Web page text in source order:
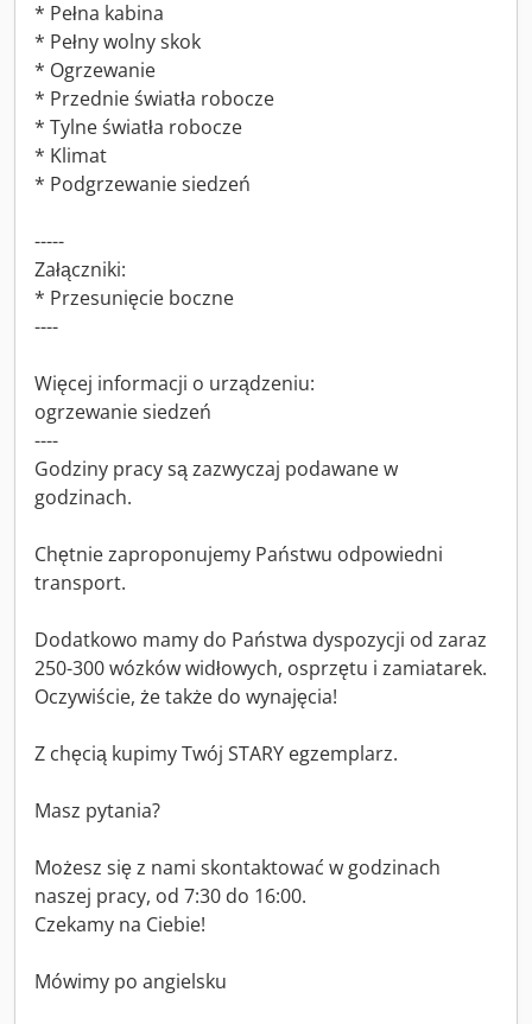
* Pełna kabina
* Pełny wolny skok
* Ogrzewanie
* Przednie światła robocze
* Tylne światła robocze
* Klimat
* Podgrzewanie siedzeń
-----
Załączniki:
* Przesunięcie boczne
----
Więcej informacji o urządzeniu:
ogrzewanie siedzeń
----
Godziny pracy są zazwyczaj podawane w
godzinach.
Chętnie zaproponujemy Państwu odpowiedni
transport.
Dodatkowo mamy do Państwa dyspozycji od zaraz
250-300 wózków widłowych, osprzętu i zamiatarek.
Oczywiście, że także do wynajęcia!
Z chęcią kupimy Twój STARY egzemplarz.
Masz pytania?
Możesz się z nami skontaktować w godzinach
naszej pracy, od 7:30 do 16:00.
Czekamy na Ciebie!
Mówimy po angielsku